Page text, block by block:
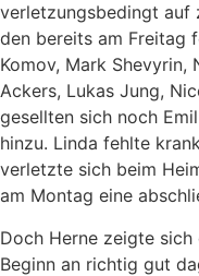
verletzungsbedingt auf
den bereits am Freitag
Komov, Mark Shevyrin,
Ackers, Lukas Jung,
gesellten sich noch
hinzu. Linda fehlte
verletzte sich beim
am Montag eine
Doch Herne zeigte
Beginn an richtig gut